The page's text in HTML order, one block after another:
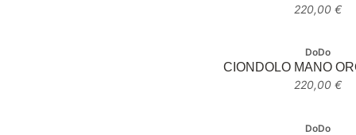
220,00 €
DoDo
CIONDOLO MANO
220,00 €
DoDo